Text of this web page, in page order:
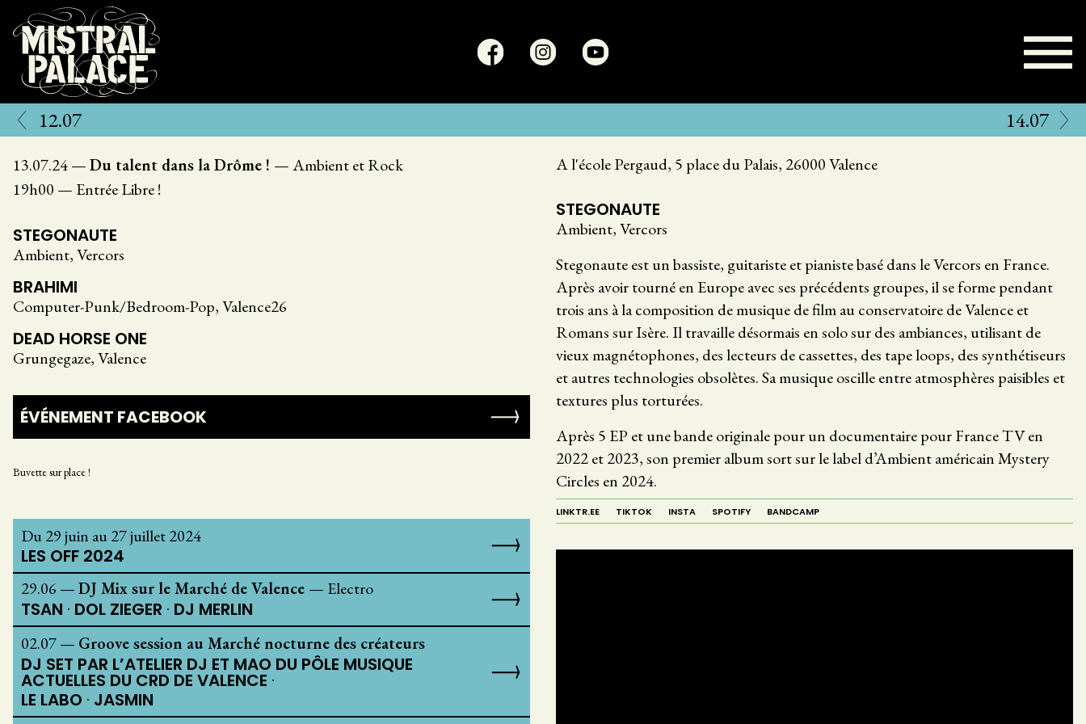
Aller
au
contenu
principal
12.07 14.07
13.07.24—Du talent dans la Drôme ! —Ambient et Rock
19h00 — Entrée Libre !
STEGONAUTE
Ambient, Vercors
BRAHIMI
Computer-Punk/Bedroom-Pop, Valence26
DEAD HORSE ONE
Grungegaze, Valence
ÉVÉNEMENT FACEBOOK
Buvette sur place !
Du 29 juin au 27 juillet 2024
LES OFF 2024
29.06 —DJ Mix sur le Marché de Valence — Electro
TSAN DOL ZIEGER DJ MERLIN
02.07— Groove session au Marché nocturne des créateurs
DJ SET PAR L’ATELIER DJ ET MAO DU PÔLE MUSIQUE
ACTUELLES DU CRD DE VALENCE
LE LABO JASMIN
A l'école Pergaud, 5 place du Palais, 26000 Valence
STEGONAUTE
Ambient, Vercors
Stegonaute est un bassiste, guitariste et pianiste basé dans le Vercors en France.
Après avoir tourné en Europe avec ses précédents groupes, il se forme pendant
trois ans à la composition de musique de film au conservatoire de Valence et
Romans sur Isère. Il travaille désormais en solo sur des ambiances, utilisant de
vieux magnétophones, des lecteurs de cassettes, des tape loops, des synthétiseurs
et autres technologies obsolètes. Sa musique oscille entre atmosphères paisibles et
textures plus torturées.
Après 5 EP et une bande originale pour un documentaire pour France TV en
2022 et 2023, son premier album sort sur le label d’Ambient américain Mystery
Circles en 2024.
LINKTR.EE TIKTOK INSTA SPOTIFY BANDCAMP